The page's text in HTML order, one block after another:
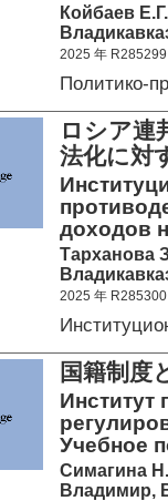
Койбаев Е.Г.
2025 年 R285299
Политико-
ロシア連
法化に
доходов
Тарханова
2025 年 R285300
国籍制度
Институт
Учебное
Симагина
Владимир,